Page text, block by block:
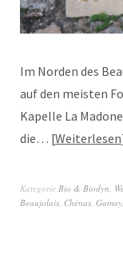
Im Norden des
auf den meisten
Kapelle La
die… Weiterlesen
Kategorie Bio & Biodyn,
Beaujolais, Chénas, Gamay,